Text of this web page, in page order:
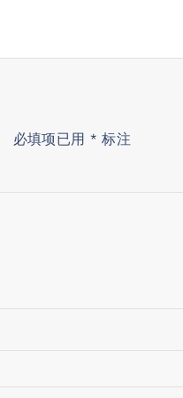
必填项已用 * 标注